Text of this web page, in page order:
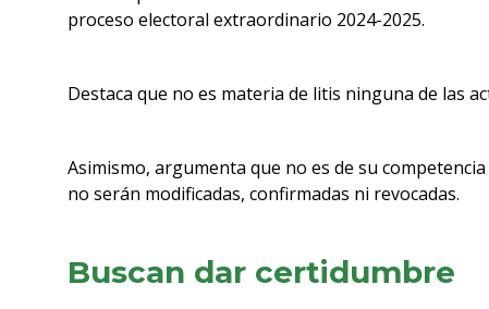
proceso electoral extraordinario 2024-2025.
Destaca que no es materia de litis ninguna de las
Asimismo, argumenta que no es de su
no serán modificadas, confirmadas ni revocadas.
Buscan dar certidumbre